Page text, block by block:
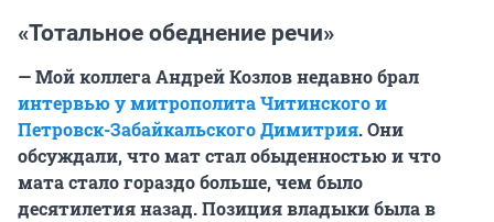
«Тотальное обеднение речи»
— Мой коллега Андрей Козлов недавно брал
интервью у митрополита Читинского и
Петровск-Забайкальского Димитрия. Они
обсуждали, что мат стал обыденностью и что
мата стало гораздо больше, чем было
десятилетия назад. Позиция владыки была в